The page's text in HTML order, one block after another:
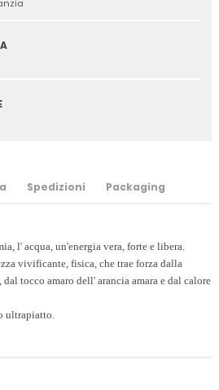
Spedizioni Packaging
l' acqua, un'energia vera, forte e libera.
vivificante, fisica, che trae forza dalla
tocco amaro dell' arancia amara e dal calore
ultrapiatto.